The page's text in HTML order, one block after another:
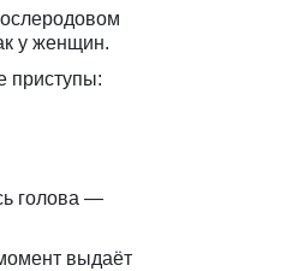
у женщин.
приступы:
голова —
выдаёт